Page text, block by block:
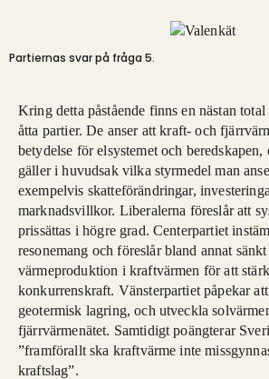
Partiernas svar på fråga 5.
Kring detta påstående finns en nästan
åtta partier. De anser att kraft- och
betydelse för elsystemet och beredskapen,
gäller i huvudsak vilka styrmedel man
exempelvis skatteförändringar,
marknadsvillkor. Liberalerna föreslår att
prissättas i högre grad. Centerpartiet
resonemang och föreslår bland annat
värmeproduktion i kraftvärmen för att
konkurrenskraft. Vänsterpartiet påpekar
geotermisk lagring, och utveckla
fjärrvärmenätet. Samtidigt poängterar
”framförallt ska kraftvärme inte
kraftslag”.